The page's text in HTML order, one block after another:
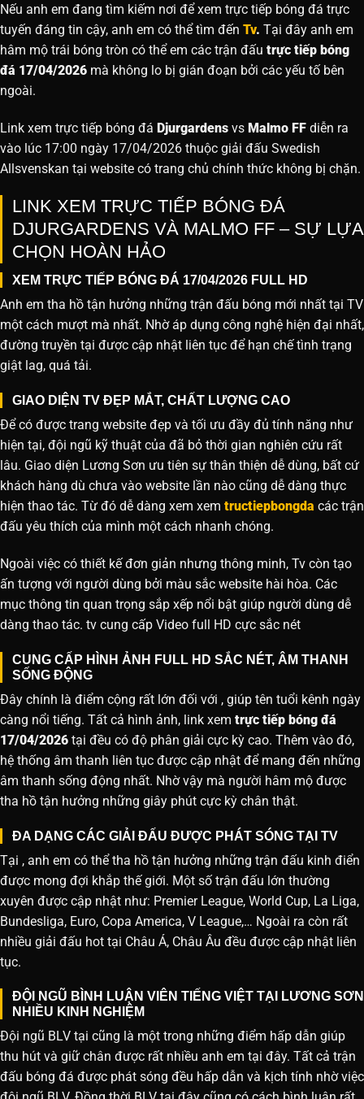
Nếu anh em đang tìm kiếm nơi để xem trực tiếp bóng đá trực
tuyến đáng tin cậy, anh em có thể tìm đến Tv. Tại đây anh em
hâm mộ trái bóng tròn có thể em các trận đấu trực tiếp bóng
đá 17/04/2026 mà không lo bị gián đoạn bởi các yếu tố bên
ngoài.
Link xem trực tiếp bóng đá Djurgardens vs Malmo FF diễn ra
vào lúc 17:00 ngày 17/04/2026 thuộc giải đấu Swedish
Allsvenskan tại website có trang chủ chính thức không bị chặn.
LINK XEM TRỰC TIẾP BÓNG ĐÁ
DJURGARDENS VÀ MALMO FF – SỰ LỰA
CHỌN HOÀN HẢO
XEM TRỰC TIẾP BÓNG ĐÁ 17/04/2026 FULL HD
Anh em tha hồ tận hưởng những trận đấu bóng mới nhất tại TV
một cách mượt mà nhất. Nhờ áp dụng công nghệ hiện đại nhất,
đường truyền tại được cập nhật liên tục để hạn chế tình trạng
giật lag, quá tải.
GIAO DIỆN TV ĐẸP MẮT, CHẤT LƯỢNG CAO
Để có được trang website đẹp và tối ưu đầy đủ tính năng như
hiện tại, đội ngũ kỹ thuật của đã bỏ thời gian nghiên cứu rất
lâu. Giao diện Lương Sơn ưu tiên sự thân thiện dễ dùng, bất cứ
khách hàng dù chưa vào website lần nào cũng dễ dàng thực
hiện thao tác. Từ đó dễ dàng xem xem tructiepbongda các trận
đấu yêu thích của mình một cách nhanh chóng.
Ngoài việc có thiết kế đơn giản nhưng thông minh, Tv còn tạo
ấn tượng với người dùng bởi màu sắc website hài hòa. Các
mục thông tin quan trọng sắp xếp nổi bật giúp người dùng dễ
dàng thao tác. tv cung cấp Video full HD cực sắc nét
CUNG CẤP HÌNH ẢNH FULL HD SẮC NÉT, ÂM THANH
SỐNG ĐỘNG
Đây chính là điểm cộng rất lớn đối với , giúp tên tuổi kênh ngày
càng nổi tiếng. Tất cả hình ảnh, link xem trực tiếp bóng đá
17/04/2026 tại đều có độ phân giải cực kỳ cao. Thêm vào đó,
hệ thống âm thanh liên tục được cập nhật để mang đến những
âm thanh sống động nhất. Nhờ vậy mà người hâm mộ được
tha hồ tận hưởng những giây phút cực kỳ chân thật.
ĐA DẠNG CÁC GIẢI ĐẤU ĐƯỢC PHÁT SÓNG TẠI TV
Tại , anh em có thể tha hồ tận hưởng những trận đấu kinh điển
được mong đợi khắp thế giới. Một số trận đấu lớn thường
xuyên được cập nhật như: Premier League, World Cup, La Liga,
Bundesliga, Euro, Copa America, V League,… Ngoài ra còn rất
nhiều giải đấu hot tại Châu Á, Châu Âu đều được cập nhật liên
tục.
ĐỘI NGŨ BÌNH LUẬN VIÊN TIẾNG VIỆT TẠI LƯƠNG SƠN
NHIỀU KINH NGHIỆM
Đội ngũ BLV tại cũng là một trong những điểm hấp dẫn giúp
thu hút và giữ chân được rất nhiều anh em tại đây. Tất cả trận
đấu bóng đá được phát sóng đều hấp dẫn và kịch tính nhờ việc